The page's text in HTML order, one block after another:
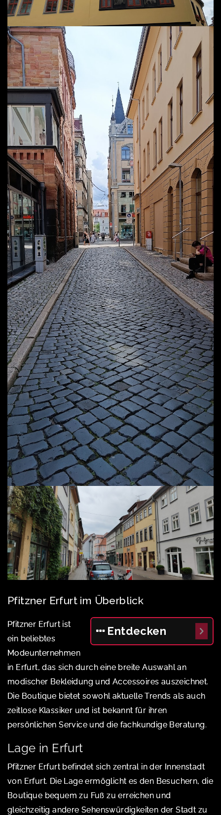
Pfitzner Erfurt im Überblick
Entdecken
Pfitzner Erfurt ist
ein beliebtes
Modeunternehmen
in Erfurt, das sich durch eine breite Auswahl an
modischer Bekleidung und Accessoires auszeichnet.
Die Boutique bietet sowohl aktuelle Trends als auch
zeitlose Klassiker und ist bekannt für ihren
persönlichen Service und die fachkundige Beratung.
Lage in Erfurt
Pfitzner Erfurt befindet sich zentral in der Innenstadt
von Erfurt. Die Lage ermöglicht es den Besuchern, die
Boutique bequem zu Fuß zu erreichen und
gleichzeitig andere Sehenswürdigkeiten der Stadt zu